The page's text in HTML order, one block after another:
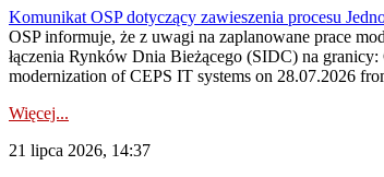
Komunikat OSP dotyczący zawieszenia procesu
OSP informuje, że z uwagi na zaplanowane prace
łączenia Rynków Dnia Bieżącego (SIDC) na
modernization of CEPS IT systems on 28.07.2026
Więcej...
21 lipca 2026, 14:37